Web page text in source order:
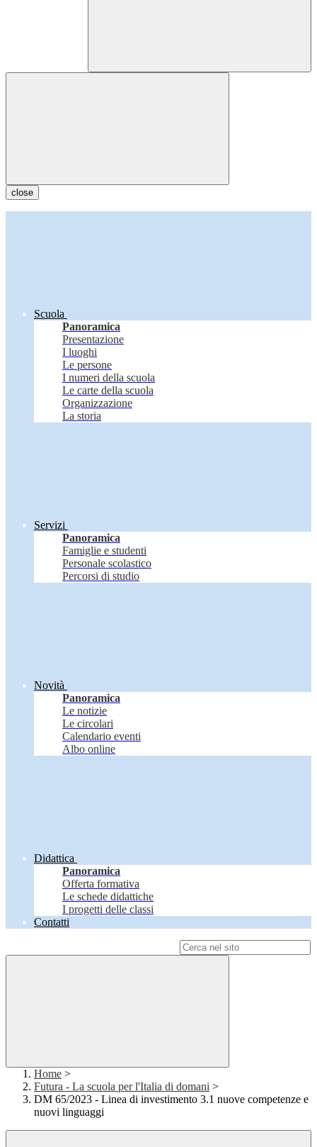
close
Scuola
Panoramica
Presentazione
I luoghi
Le persone
I numeri della scuola
Le carte della scuola
Organizzazione
La storia
Servizi
Panoramica
Famiglie e studenti
Personale scolastico
Percorsi di studio
Novità
Panoramica
Le notizie
Le circolari
Calendario eventi
Albo online
Didattica
Panoramica
Offerta formativa
Le schede didattiche
I progetti delle classi
Contatti
Home >
Futura - La scuola per l'Italia di domani >
DM 65/2023 - Linea di investimento 3.1 nuove competenze e
nuovi linguaggi